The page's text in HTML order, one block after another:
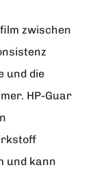
zwischen
und die
HP-Guar
und kann